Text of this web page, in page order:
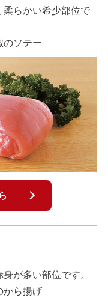
柔らかい希少部位で
のソテー
が多い部位です。
から揚げ